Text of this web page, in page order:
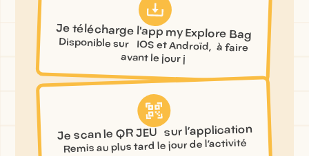
Je télécharge l'app my Explore Bag
Disponible sur IOS et Androïd, à faire
avant le jour j
Je scan le QR JEU sur l’application
Remis au plus tard le jour de l’activité